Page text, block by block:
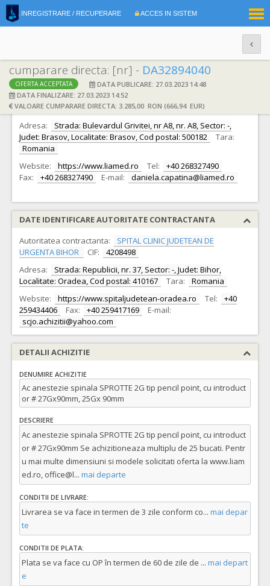
INREGISTRARE / RECUPERARE ACCES IN SISTEM
cumparare directa: [nr] - DA32894040
OFERTA ACCEPTATA
DATA PUBLICARE: 27.03.2023 14:48
DATA FINALIZARE: 27.03.2023 14:52
VALOARE CUMPARARE DIRECTA: 3.285,00 RON (666,94 EUR)
DATE IDENTIFICARE OFERTANT
Ofertant: S.C. LIAMED S.R.L. CIF: 10188824
Adresa:
Strada: Bulevardul Grivitei, nr A8, nr. A8, Sector: -,
Judet: Brasov, Localitate: Brasov, Cod postal: 500182
Tara:
Romania
Website:
https://www.liamed.ro Tel:
+40 268327490
Fax:
+40 268327490 E-mail: daniela.capatina@liamed.ro
DATE IDENTIFICARE AUTORITATE CONTRACTANTA
Autoritatea contractanta:
SPITAL CLINIC JUDETEAN DE
URGENTA BIHOR
CIF:
4208498
Adresa:
Strada: Republicii, nr. 37, Sector: -, Judet: Bihor,
Localitate: Oradea, Cod postal: 410167
Tara:
Romania
Website:
https://www.spitaljudetean-oradea.ro Tel:
+40
259434406
Fax: +40 259417169
E-mail:
scjo.achizitii@yahoo.com
DETALII ACHIZITIE
DENUMIRE ACHIZITIE
Ac anestezie spinala SPROTTE 2G tip pencil point, cu introduct
or # 27Gx90mm, 25Gx 90mm
DESCRIERE
Ac anestezie spinala SPROTTE 2G tip pencil point, cu introduct
or # 27Gx90mm Se achizitioneaza multiplu de 25 bucati. Pentr
u mai multe dimensiuni si modele solicitati oferta la www.liam
ed.ro, office@l... mai departe
CONDITII DE LIVRARE:
Livrarea se va face in termen de 3 zile conform co... mai depar
te
CONDITII DE PLATA:
Plata se va face cu OP în termen de 60 de zile de ... mai depart
e